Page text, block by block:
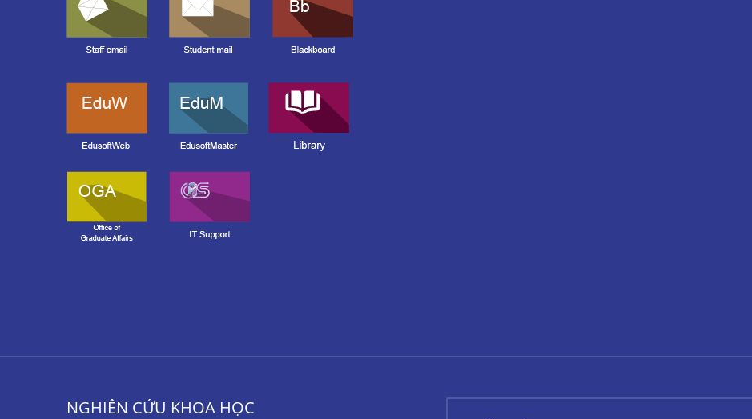
NGHIÊN CỨU KHOA HỌC